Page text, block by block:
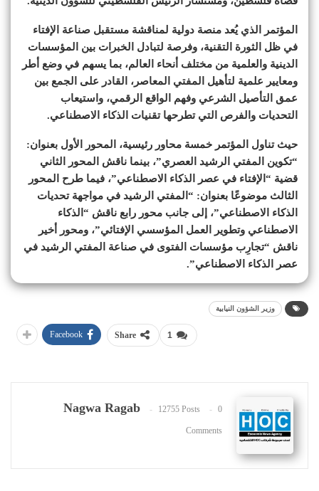
المؤتمر الذي يُعد منصة دولية لمناقشة مستقبل صناعة الإفتاء
في ظل الثورة التقنية، وفرصة لتبادل الخبرات بين المؤسسات
الدينية والعلمية من مختلف أنحاء العالم، بما يسهم في وضع أطر
ومعايير علمية لتأهيل المفتي المعاصر، القادر على الجمع بين
عمق التأصيل الشرعي وفهم الواقع الرقمي، واستيعاب
التحديات والفرص التي تطرحها تقنيات الذكاء الاصطناعي.
حيث تناول المؤتمر خمسة محاور رئيسية، المحور الأول بعنوان:
“تكوين المفتي الرشيد العصري”، بينما ناقش المحور الثاني
قضية “الإفتاء في عصر الذكاء الاصطناعي”، فيما طرح المحور
الثالث موضوعًا بعنوان: “المفتي الرشيد في مواجهة تحديات
الذكاء الاصطناعي”، إلى جانب محور رابع ناقش “الذكاء
الاصطناعي وتطوير العمل المؤسسي الإفتائي”، ومحور أخير
ناقش “تجارِب مؤسسات الفتوى في صناعة المفتي الرشيد في
عصر الذكاء الاصطناعي”.
وزير الشؤون النيابية
1
Share
Facebook
Nagwa Ragab 12755 Posts 0
Comments